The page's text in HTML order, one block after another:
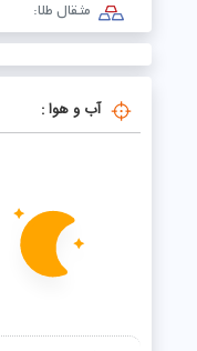
مثقال طلا:
آب و هوا :